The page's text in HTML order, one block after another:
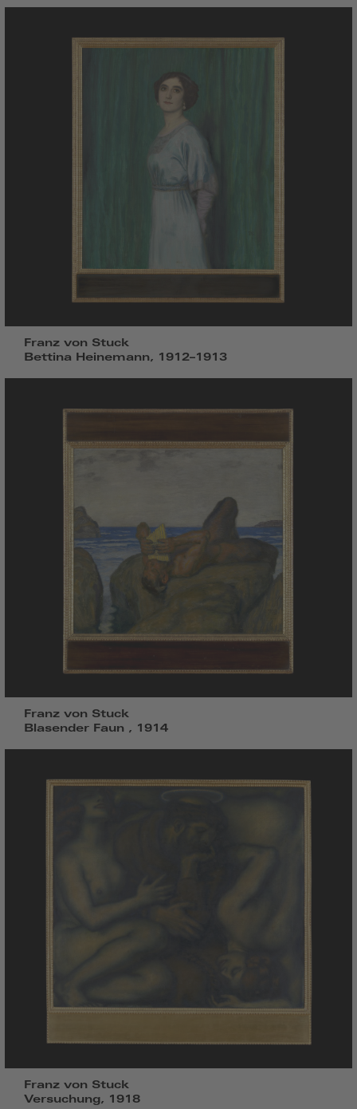
Franz von Stuck
Bettina Heinemann, 1912–1913
Franz von Stuck
Blasender Faun , 1914
Franz von Stuck
Versuchung, 1918